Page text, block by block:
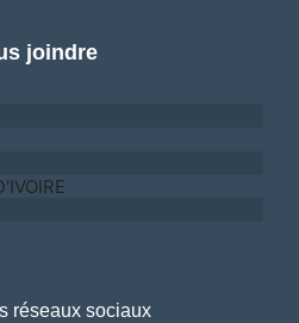
joindre
réseaux sociaux